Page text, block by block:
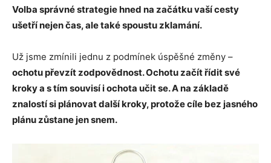
Volba správné strategie hned na začátku vaší cesty
ušetří nejen čas, ale také spoustu zklamání.
Už jsme zmínili jednu z podmínek úspěšné změny –
ochotu převzít zodpovědnost. Ochotu začít řídit své
kroky a s tím souvisí i ochota učit se. A na základě
znalostí si plánovat další kroky, protože cíle bez jasného
plánu zůstane jen snem.